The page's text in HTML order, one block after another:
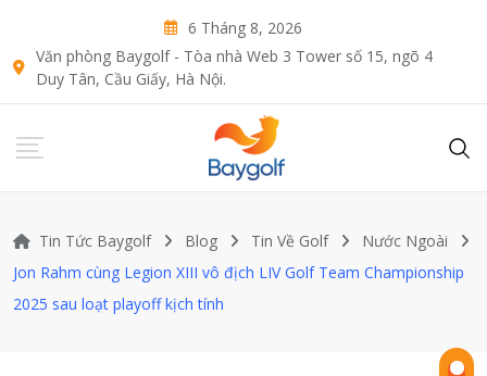
content
6 Tháng 8, 2026
Văn phòng Baygolf - Tòa nhà Web 3 Tower số 15, ngõ 4
Duy Tân, Cầu Giấy, Hà Nội.
Tin Tức Baygolf Blog Tin Về Golf
Nước Ngoài
Jon Rahm cùng Legion XIII vô địch LIV Golf Team Championship
2025 sau loạt playoff kịch tính